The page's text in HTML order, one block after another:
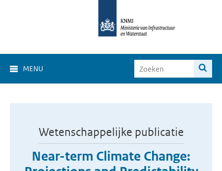
MENU
Wetenschappelijke publicatie
Near-term Climate Change: